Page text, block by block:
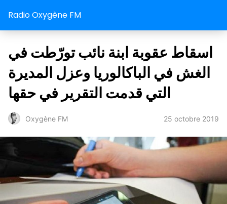
Radio Oxygène FM
اسقاط عقوبة ابنة نائب تورّطت في
الغش في الباكالوريا وعزل المديرة
التي قدمت التقرير في حقها
Oxygène FM 25 octobre 2019